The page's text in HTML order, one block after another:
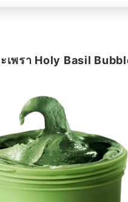
เพรา Holy Basil